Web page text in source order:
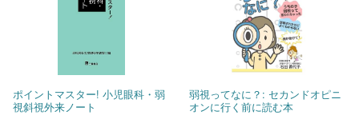
ポイントマスター! 小児眼科・弱
視斜視外来ノート
弱視ってなに？: セカンドオピニ
オンに行く前に読む本